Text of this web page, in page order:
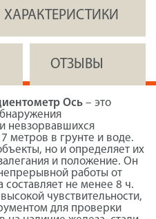
ХАРАКТЕРИСТИКИ
ОТЗЫВЫ
Ось – это
невзорвавшихся
метров в грунте и воде.
но и определяет их
и положение. Он
работы от
составляет не менее 8 ч.
чувствительности,
для проверки